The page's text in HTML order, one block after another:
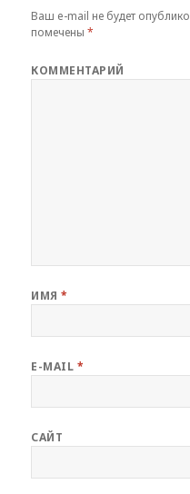
Ваш e-mail не будет
помечены*
КОММЕНТАРИЙ
ИМЯ*
E-MAIL *
САЙТ